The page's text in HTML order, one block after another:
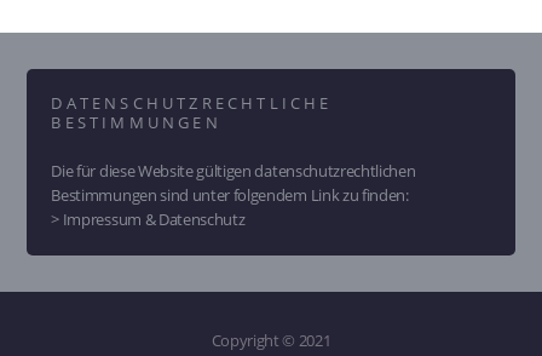
DATENSCHUTZRECHTLICHE
BESTIMMUNGEN
Die für diese Website gültigen datenschutzrechtlichen
Bestimmungen sind unter folgendem Link zu finden:
> Impressum & Datenschutz
Copyright © 2021